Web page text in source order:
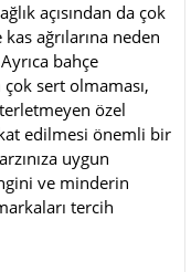
açısından da çok
ağrılarına neden
bahçe
sert olmaması,
özel
edilmesi önemli bir
uygun
ve minderin
tercih